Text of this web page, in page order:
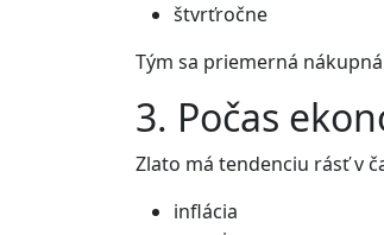
štvrťročne
Tým sa priemerná
3. Počas
Zlato má tendenciu rásť v
inflácia